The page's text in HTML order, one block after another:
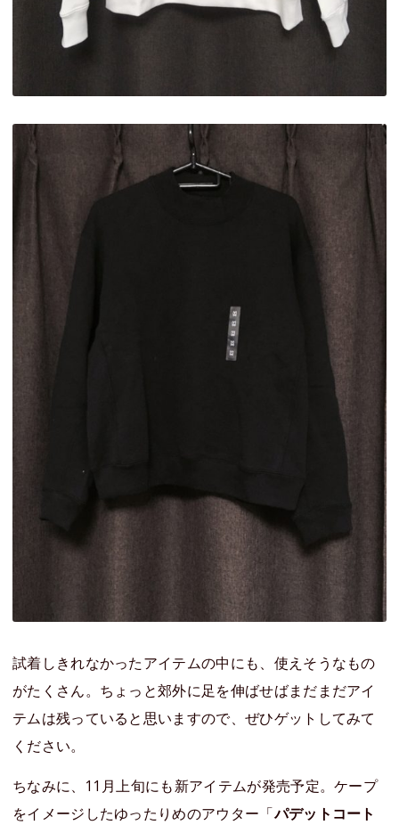
試着しきれなかったアイテムの中にも、使えそうなもの
がたくさん。ちょっと郊外に足を伸ばせばまだまだアイ
テムは残っていると思いますので、ぜひゲットしてみて
ください。
ちなみに、11月上旬にも新アイテムが発売予定。ケープ
をイメージしたゆったりめのアウター「パデットコート